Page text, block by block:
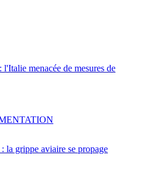
menacée de mesures de
la grippe aviaire se propage